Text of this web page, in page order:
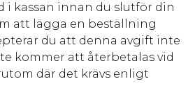
i kassan innan du slutför din
att lägga en beställning
du att denna avgift inte
kommer att återbetalas vid
där det krävs enligt